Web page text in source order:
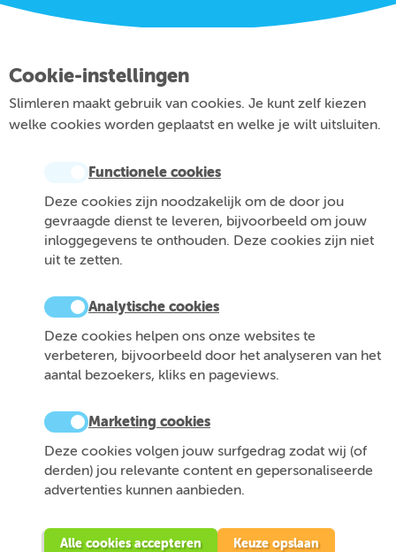
Cookie-instellingen
Slimleren maakt gebruik van cookies. Je kunt zelf kiezen
welke cookies worden geplaatst en welke je wilt uitsluiten.
Functionele cookies
Deze cookies zijn noodzakelijk om de door jou
gevraagde dienst te leveren, bijvoorbeeld om jouw
inloggegevens te onthouden. Deze cookies zijn niet
uit te zetten.
Analytische cookies
Deze cookies helpen ons onze websites te
verbeteren, bijvoorbeeld door het analyseren van het
aantal bezoekers, kliks en pageviews.
Marketing cookies
Deze cookies volgen jouw surfgedrag zodat wij (of
derden) jou relevante content en gepersonaliseerde
advertenties kunnen aanbieden.
Alle cookies accepteren Keuze opslaan